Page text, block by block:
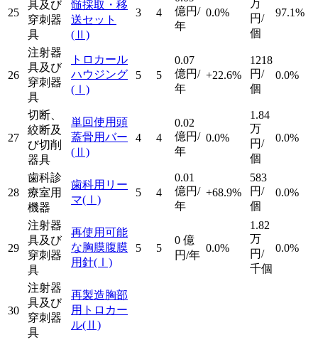
25
具及び
穿刺器
具
髄採取・移
送セット
(Ⅱ)
3 4
億円/
年
0.0%
万
円/
個
97.1%
26
注射器
具及び
穿刺器
具
トロカール
ハウジング
(Ⅰ)
5 5
0.07
億円/
年
+22.6%
1218
円/
個
0.0%
27
切断、
絞断及
び切削
器具
単回使用頭
蓋骨用バー
(Ⅱ)
4 4
0.02
億円/
年
0.0%
1.84
万
円/
個
0.0%
28
歯科診
療室用
機器
歯科用リー
マ(Ⅰ)
5 4
0.01
億円/
年
+68.9%
583
円/
個
0.0%
29
注射器
具及び
穿刺器
具
再使用可能
な胸膜腹膜
用針(Ⅰ)
5 5
0 億
円/年
0.0%
1.82
万
円/
千個
0.0%
30
注射器
具及び
穿刺器
具
再製造胸部
用トロカー
ル(Ⅱ)